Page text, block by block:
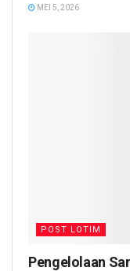
MEI 5, 2026
POST LOTIM
Pengelolaan